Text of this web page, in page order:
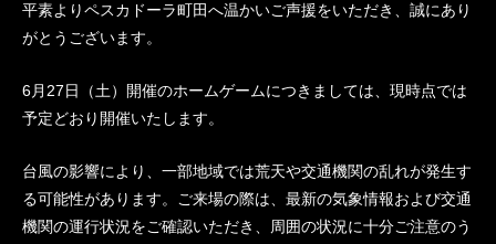
平素よりペスカドーラ町田へ温かいご声援をいただき、誠にあり
がとうございます。
6月27日（土）開催のホームゲームにつきましては、現時点では
予定どおり開催いたします。
台風の影響により、一部地域では荒天や交通機関の乱れが発生す
る可能性があります。ご来場の際は、最新の気象情報および交通
機関の運行状況をご確認いただき、周囲の状況に十分ご注意のう